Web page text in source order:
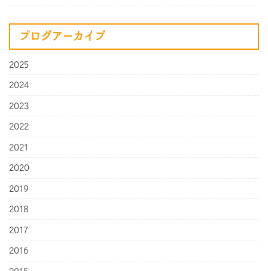
ブログアーカイブ
2025
2024
2023
2022
2021
2020
2019
2018
2017
2016